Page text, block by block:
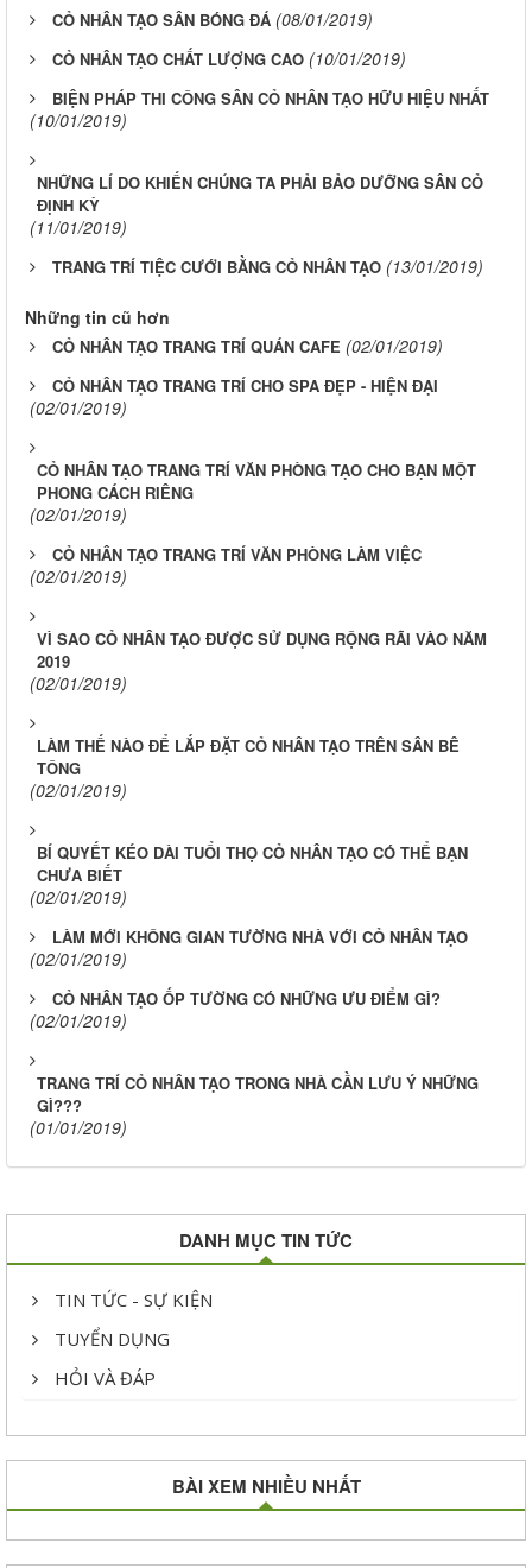
CỎ NHÂN TẠO SÂN BÓNG ĐÁ (08/01/2019)
CỎ NHÂN TẠO CHẤT LƯỢNG CAO (10/01/2019)
BIỆN PHÁP THI CÔNG SÂN CỎ NHÂN TẠO HỮU HIỆU NHẤT
(10/01/2019)
NHỮNG LÍ DO KHIẾN CHÚNG TA PHẢI BẢO DƯỠNG SÂN CỎ
ĐỊNH KỲ
(11/01/2019)
TRANG TRÍ TIỆC CƯỚI BẰNG CỎ NHÂN TẠO (13/01/2019)
Những tin cũ hơn
CỎ NHÂN TẠO TRANG TRÍ QUÁN CAFE (02/01/2019)
CỎ NHÂN TẠO TRANG TRÍ CHO SPA ĐẸP - HIỆN ĐẠI
(02/01/2019)
CỎ NHÂN TẠO TRANG TRÍ VĂN PHÒNG TẠO CHO BẠN MỘT
PHONG CÁCH RIÊNG
(02/01/2019)
CỎ NHÂN TẠO TRANG TRÍ VĂN PHÒNG LÀM VIỆC
(02/01/2019)
VÌ SAO CỎ NHÂN TẠO ĐƯỢC SỬ DỤNG RỘNG RÃI VÀO NĂM
2019
(02/01/2019)
LÀM THẾ NÀO ĐỂ LẮP ĐẶT CỎ NHÂN TẠO TRÊN SÂN BÊ
TÔNG
(02/01/2019)
BÍ QUYẾT KÉO DÀI TUỔI THỌ CỎ NHÂN TẠO CÓ THỂ BẠN
CHƯA BIẾT
(02/01/2019)
LÀM MỚI KHÔNG GIAN TƯỜNG NHÀ VỚI CỎ NHÂN TẠO
(02/01/2019)
CỎ NHÂN TẠO ỐP TƯỜNG CÓ NHỮNG ƯU ĐIỂM GÌ?
(02/01/2019)
TRANG TRÍ CỎ NHÂN TẠO TRONG NHÀ CẦN LƯU Ý NHỮNG
GÌ???
(01/01/2019)
DANH MỤC TIN TỨC
TIN TỨC - SỰ KIỆN
TUYỂN DỤNG
HỎI VÀ ĐÁP
BÀI XEM NHIỀU NHẤT